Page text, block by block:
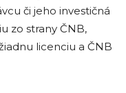
či jeho investičná
zo strany ČNB,
licenciu a ČNB